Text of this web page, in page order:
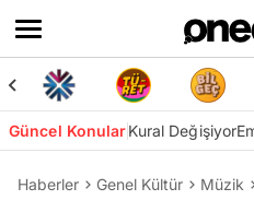
Güncel KonularKural Değişiyor
Haberler Genel Kültür Müzik